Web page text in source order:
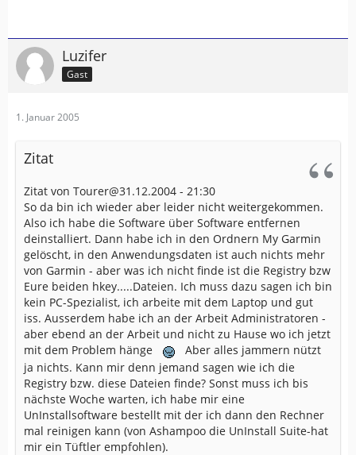
mfg
JLacky
Luzifer
Gast
1. Januar 2005
Zitat
Zitat von Tourer@31.12.2004 - 21:30
So da bin ich wieder aber leider nicht weitergekommen.
Also ich habe die Software über Software entfernen
deinstalliert. Dann habe ich in den Ordnern My Garmin
gelöscht, in den Anwendungsdaten ist auch nichts mehr
von Garmin - aber was ich nicht finde ist die Registry bzw
Eure beiden hkey.....Dateien. Ich muss dazu sagen ich bin
kein PC-Spezialist, ich arbeite mit dem Laptop und gut
iss. Ausserdem habe ich an der Arbeit Administratoren -
aber ebend an der Arbeit und nicht zu Hause wo ich jetzt
mit dem Problem hänge
Aber alles jammern nützt
ja nichts. Kann mir denn jemand sagen wie ich die
Registry bzw. diese Dateien finde? Sonst muss ich bis
nächste Woche warten, ich habe mir eine
UnInstallsoftware bestellt mit der ich dann den Rechner
mal reinigen kann (von Ashampoo die UnInstall Suite-hat
mir ein Tüftler empfohlen).